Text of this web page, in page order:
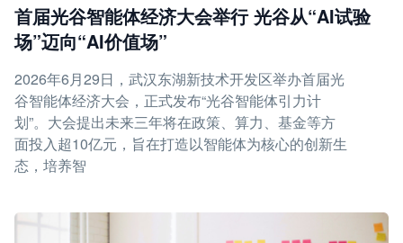
首届光谷智能体经济大会举行 光谷从“AI试验
场”迈向“AI价值场”
2026年6月29日，武汉东湖新技术开发区举办首届光
谷智能体经济大会，正式发布“光谷智能体引力计
划”。大会提出未来三年将在政策、算力、基金等方
面投入超10亿元，旨在打造以智能体为核心的创新生
态，培养智